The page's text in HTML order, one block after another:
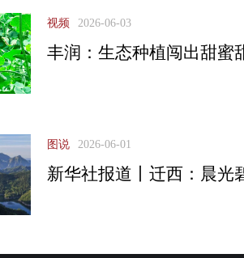
视频 2026-06-03
丰润：生态种植闯出甜蜜
图说 2026-06-01
新华社报道丨迁西：晨光